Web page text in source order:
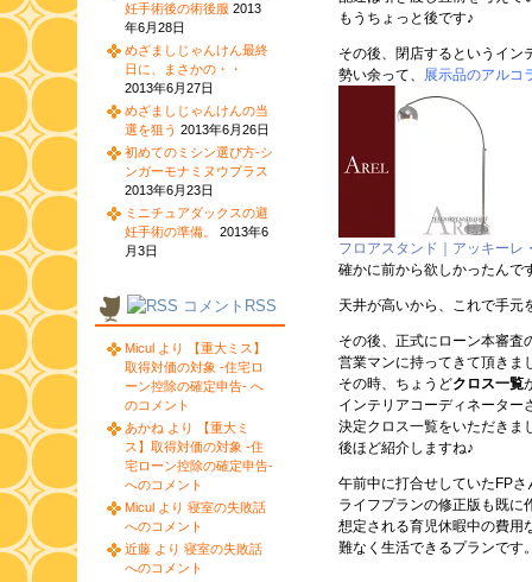
もうちょっと後です♪
その後、閉店するというイン
勢い余って、 展示品のアルコ
フロアスタンド｜アッキー
確かに前から欲しかったん
天井が高いから、これで手元
その後、正式にローン本審査
営業マンに持ってきて頂きま
その時、ちょうどクロス一覧
インテリアコーディネーター
決定クロス一覧をいただきま
後ほど紹介しますね♪
午前中に打合せしていたFPさ
ライフプランの修正版も既に
想定される育児休暇中の費用
難なく生活できるプランです
妊手術後の術後服 2013
年6月28日
めざましじゃんけん最終
日に、まさかの・・
2013年6月27日
めざましじゃんけんの当
選を狙う 2013年6月26日
初めてのミシン選び方-シ
ンガーモナミヌウプラス
2013年6月23日
ミニチュアダックスの避
妊手術の準備。
2013年6
月3日
コメントRSS
Micul より 【重大ミス】
取得対価の対象 -住宅ロ
ーン控除の確定申告- へ
のコメント
あかね より 【重大ミ
ス】取得対価の対象 -住
宅ローン控除の確定申告-
へのコメント
Micul より 寝室の失敗話
へのコメント
近藤 より 寝室の失敗話
へのコメント